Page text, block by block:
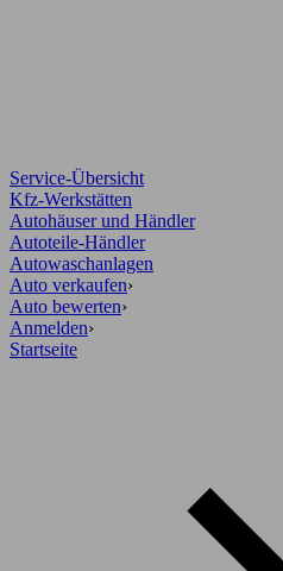
Service-Übersicht
Kfz-Werkstätten
Autohäuser und Händler
Autoteile-Händler
Autowaschanlagen
Auto verkaufen›
Auto bewerten›
Anmelden›
Startseite